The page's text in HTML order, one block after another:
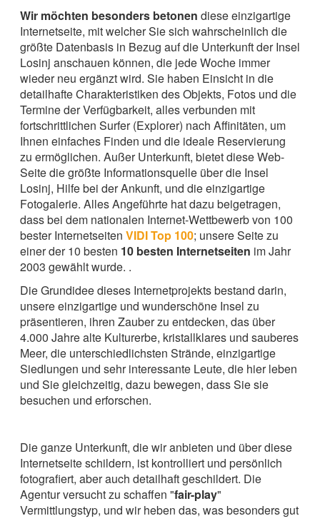
Wir möchten besonders betonen diese einzigartige
Internetseite, mit welcher Sie sich wahrscheinlich die
größte Datenbasis in Bezug auf die Unterkunft der Insel
Losinj anschauen können, die jede Woche immer
wieder neu ergänzt wird. Sie haben Einsicht in die
detailhafte Charakteristiken des Objekts, Fotos und die
Termine der Verfügbarkeit, alles verbunden mit
fortschrittlichen Surfer (Explorer) nach Affinitäten, um
Ihnen einfaches Finden und die ideale Reservierung
zu ermöglichen. Außer Unterkunft, bietet diese Web-
Seite die größte Informationsquelle über die Insel
Losinj, Hilfe bei der Ankunft, und die einzigartige
Fotogalerie. Alles Angeführte hat dazu beigetragen,
dass bei dem nationalen Internet-Wettbewerb von 100
bester Internetseiten VIDI Top 100; unsere Seite zu
einer der 10 besten 10 besten Internetseiten im Jahr
2003 gewählt wurde. .
Die Grundidee dieses Internetprojekts bestand darin,
unsere einzigartige und wunderschöne Insel zu
präsentieren, ihren Zauber zu entdecken, das über
4.000 Jahre alte Kulturerbe, kristallklares und sauberes
Meer, die unterschiedlichsten Strände, einzigartige
Siedlungen und sehr interessante Leute, die hier leben
und Sie gleichzeitig, dazu bewegen, dass Sie sie
besuchen und erforschen.
Die ganze Unterkunft, die wir anbieten und über diese
Internetseite schildern, ist kontrolliert und persönlich
fotografiert, aber auch detailhaft geschildert. Die
Agentur versucht zu schaffen "fair-play"
Vermittlungstyp, und wir heben das, was besonders gut